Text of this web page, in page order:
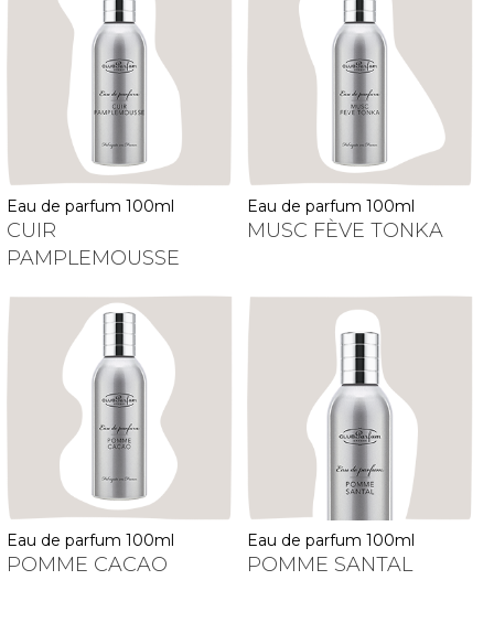
eau de parfum 100ml
CUIR
PAMPLEMOUSSE
eau de parfum 100ml
MUSC FÈVE TONKA
eau de parfum 100ml
POMME CACAO
eau de parfum 100ml
POMME SANTAL